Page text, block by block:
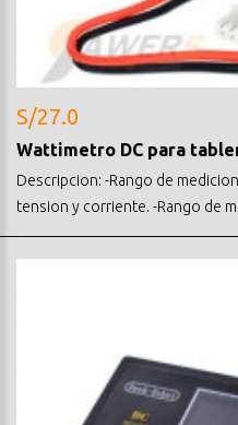
S/27.0
Wattimetro DC para
Descripcion: -Rango de
tension y corriente. -Rango de